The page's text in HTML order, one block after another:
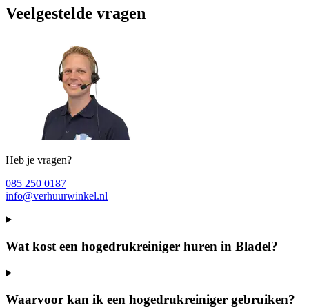
Veelgestelde vragen
Heb je vragen?
085 250 0187
info@verhuurwinkel.nl
Wat kost een hogedrukreiniger huren in Bladel?
Waarvoor kan ik een hogedrukreiniger gebruiken?